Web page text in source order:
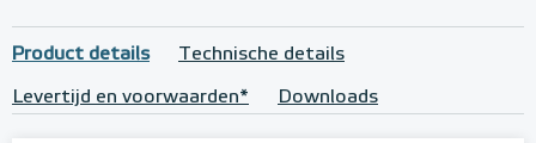
Product details Technische details
Levertijd en voorwaarden* Downloads